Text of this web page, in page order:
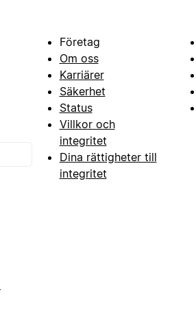
Företag
Om oss
Karriärer
Säkerhet
Status
Villkor och
integritet
Dina rättigheter till
integritet